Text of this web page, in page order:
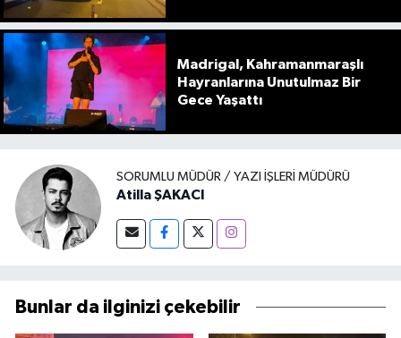
Madrigal, Kahramanmaraşlı
Hayranlarına Unutulmaz Bir
Gece Yaşattı
SORUMLU MÜDÜR / YAZI İŞLERI MÜDÜRÜ
Atilla ŞAKACI
Bunlar da ilginizi çekebilir